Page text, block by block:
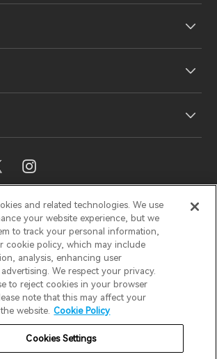
conformidad de la UE
distribuidor
Sound™
música
STAXHECATE
Aviso de cookies
Términos de uso
Seguridad
and related technologies. We use
your website experience, but we
to track your personal information,
cookie policy, which may include
analysis, enhancing user
We respect your privacy.
to reject cookies in your browser
note that this may affect your
website. Cookie Policy
Cookies Settings